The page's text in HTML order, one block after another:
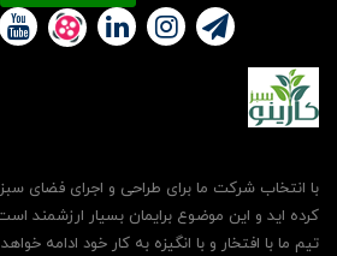
با انتخاب شرکت ما برای طراحی و اجرای فضای سبز
کرده اید و این موضوع برایمان بسیار ارزشمند
تیم ما با افتخار و با انگیزه به کار خود ادامه